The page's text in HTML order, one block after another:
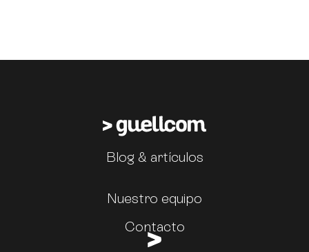
Blog & artículos
Nuestro equipo
Contacto